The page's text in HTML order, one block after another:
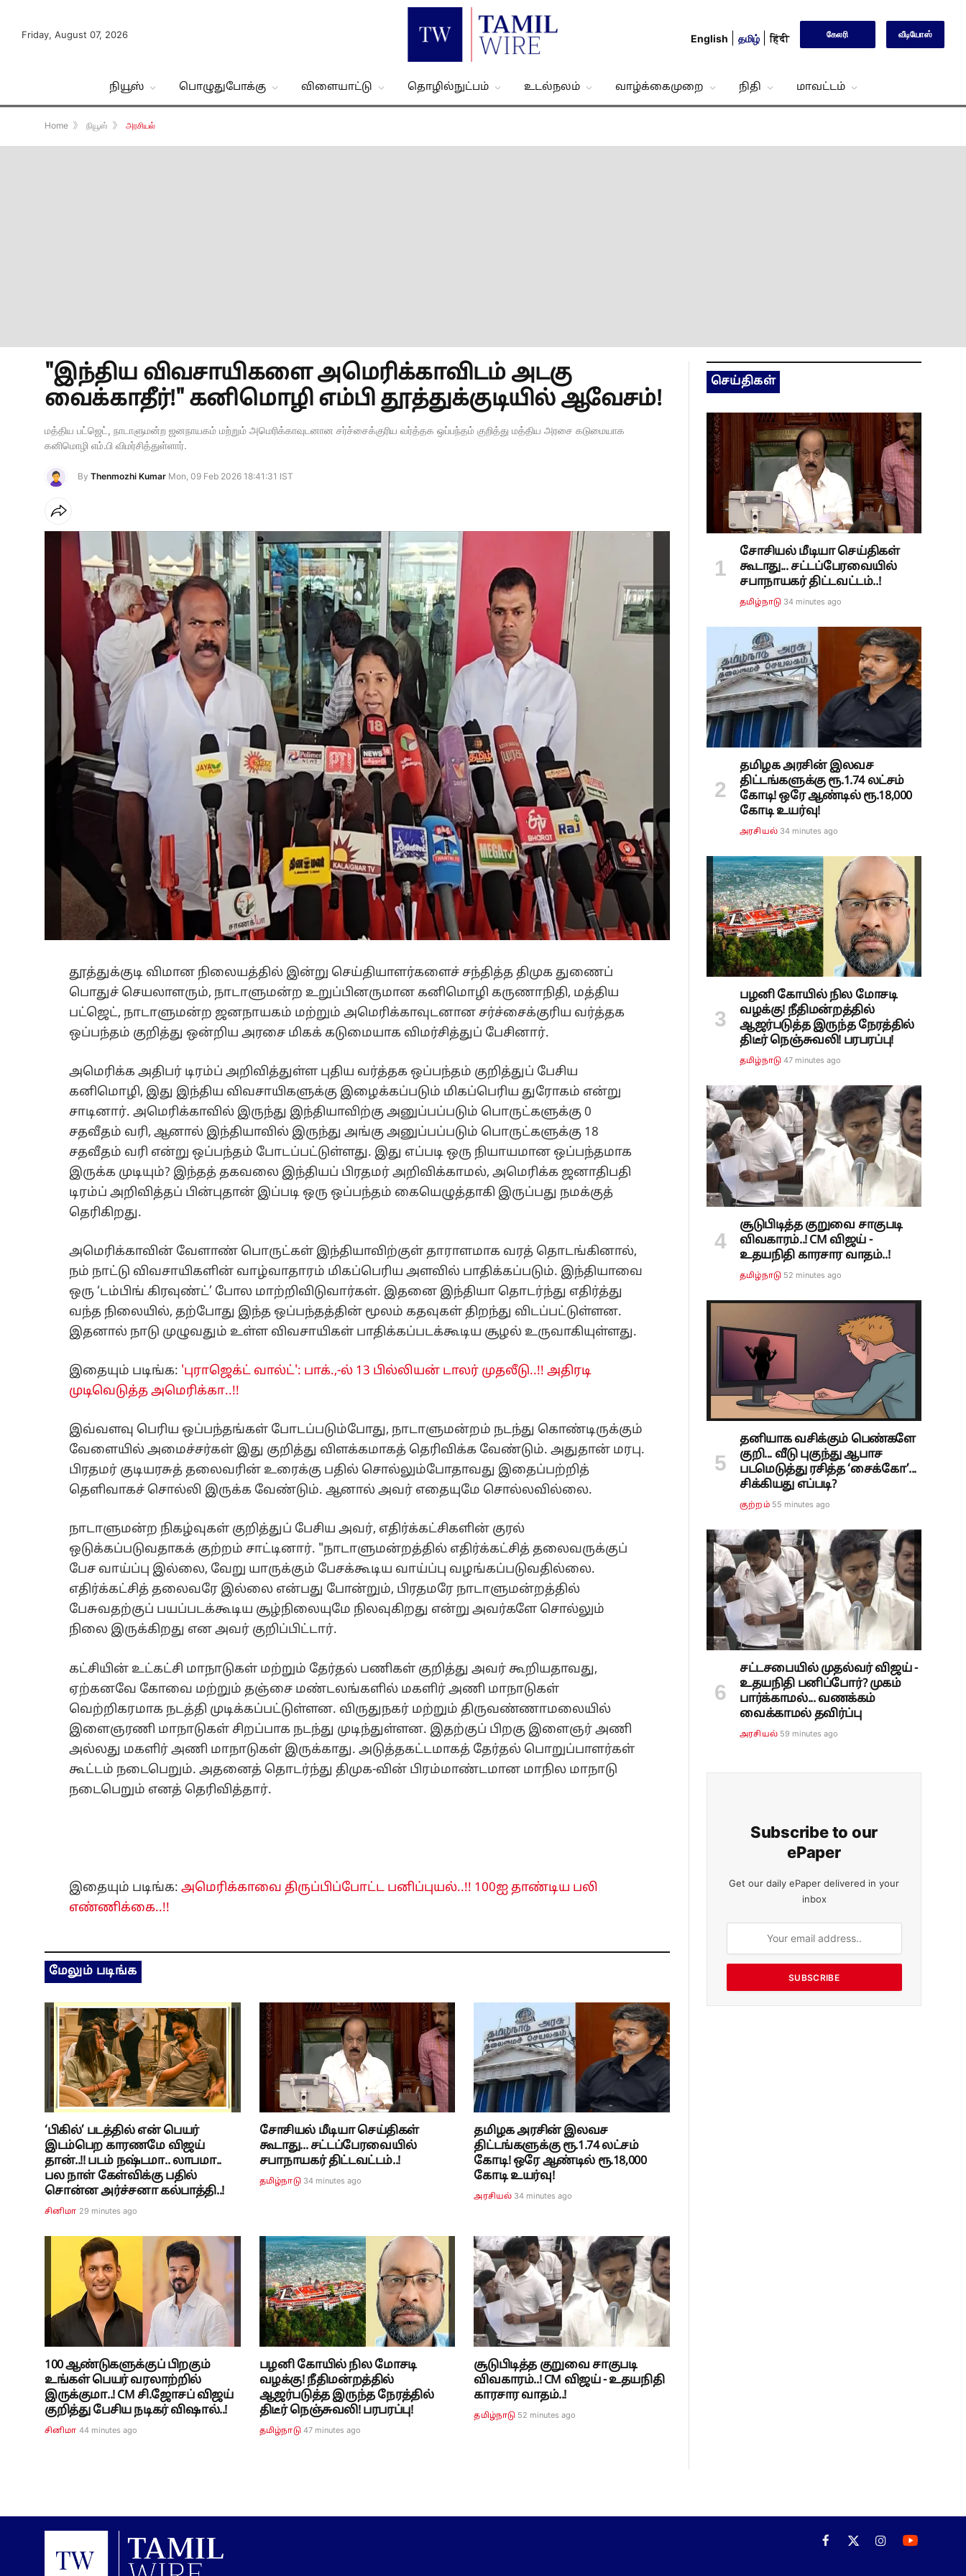
Friday, August 07, 2026 English தமிழ் हिंदी கேலரி வீடியோஸ்
நியூஸ் பொழுதுபோக்கு விளையாட்டு தொழில்நுட்பம் உடல்நலம் வாழ்க்கைமுறை நிதி மாவட்டம்
Home 》 நியூஸ் 》 அரசியல்
"இந்திய விவசாயிகளை அமெரிக்காவிடம் அடகு
வைக்காதீர்!" கனிமொழி எம்பி தூத்துக்குடியில் ஆவேசம்!
மத்திய பட்ஜெட், நாடாளுமன்ற ஜனநாயகம் மற்றும் அமெரிக்காவுடனான சர்ச்சைக்குரிய வர்த்தக ஒப்பந்தம் குறித்து மத்திய அரசை கடுமையாக
கனிமொழி எம்.பி விமர்சித்துள்ளார்.
By Thenmozhi Kumar Mon, 09 Feb 2026 18:41:31 IST
தூத்துக்குடி விமான நிலையத்தில் இன்று செய்தியாளர்களைச் சந்தித்த திமுக துணைப்
பொதுச் செயலாளரும், நாடாளுமன்ற உறுப்பினருமான கனிமொழி கருணாநிதி, மத்திய
பட்ஜெட், நாடாளுமன்ற ஜனநாயகம் மற்றும் அமெரிக்காவுடனான சர்ச்சைக்குரிய வர்த்தக
ஒப்பந்தம் குறித்து ஒன்றிய அரசை மிகக் கடுமையாக விமர்சித்துப் பேசினார்.
அமெரிக்க அதிபர் டிரம்ப் அறிவித்துள்ள புதிய வர்த்தக ஒப்பந்தம் குறித்துப் பேசிய
கனிமொழி, இது இந்திய விவசாயிகளுக்கு இழைக்கப்படும் மிகப்பெரிய துரோகம் என்று
சாடினார். அமெரிக்காவில் இருந்து இந்தியாவிற்கு அனுப்பப்படும் பொருட்களுக்கு 0
சதவீதம் வரி, ஆனால் இந்தியாவில் இருந்து அங்கு அனுப்பப்படும் பொருட்களுக்கு 18
சதவீதம் வரி என்று ஒப்பந்தம் போடப்பட்டுள்ளது. இது எப்படி ஒரு நியாயமான ஒப்பந்தமாக
இருக்க முடியும்? இந்தத் தகவலை இந்தியப் பிரதமர் அறிவிக்காமல், அமெரிக்க ஜனாதிபதி
டிரம்ப் அறிவித்தப் பின்புதான் இப்படி ஒரு ஒப்பந்தம் கையெழுத்தாகி இருப்பது நமக்குத்
தெரிகிறது.
அமெரிக்காவின் வேளாண் பொருட்கள் இந்தியாவிற்குள் தாராளமாக வரத் தொடங்கினால்,
நம் நாட்டு விவசாயிகளின் வாழ்வாதாரம் மிகப்பெரிய அளவில் பாதிக்கப்படும். இந்தியாவை
ஒரு ‘டம்பிங் கிரவுண்ட்’ போல மாற்றிவிடுவார்கள். இதனை இந்தியா தொடர்ந்து எதிர்த்து
வந்த நிலையில், தற்போது இந்த ஒப்பந்தத்தின் மூலம் கதவுகள் திறந்து விடப்பட்டுள்ளன.
இதனால் நாடு முழுவதும் உள்ள விவசாயிகள் பாதிக்கப்படக்கூடிய சூழல் உருவாகியுள்ளது.
இதையும் படிங்க: 'புராஜெக்ட் வால்ட்': பாக்.,-ல் 13 பில்லியன் டாலர் முதலீடு..!! அதிரடி
முடிவெடுத்த அமெரிக்கா..!!
இவ்வளவு பெரிய ஒப்பந்தங்கள் போடப்படும்போது, நாடாளுமன்றம் நடந்து கொண்டிருக்கும்
வேளையில் அமைச்சர்கள் இது குறித்து விளக்கமாகத் தெரிவிக்க வேண்டும். அதுதான் மரபு.
பிரதமர் குடியரசுத் தலைவரின் உரைக்கு பதில் சொல்லும்போதாவது இதைப்பற்றித்
தெளிவாகச் சொல்லி இருக்க வேண்டும். ஆனால் அவர் எதையுமே சொல்லவில்லை.
நாடாளுமன்ற நிகழ்வுகள் குறித்துப் பேசிய அவர், எதிர்க்கட்சிகளின் குரல்
ஒடுக்கப்படுவதாகக் குற்றம் சாட்டினார். "நாடாளுமன்றத்தில் எதிர்க்கட்சித் தலைவருக்குப்
பேச வாய்ப்பு இல்லை, வேறு யாருக்கும் பேசக்கூடிய வாய்ப்பு வழங்கப்படுவதில்லை.
எதிர்க்கட்சித் தலைவரே இல்லை என்பது போன்றும், பிரதமரே நாடாளுமன்றத்தில்
பேசுவதற்குப் பயப்படக்கூடிய சூழ்நிலையுமே நிலவுகிறது என்று அவர்களே சொல்லும்
நிலை இருக்கிறது என அவர் குறிப்பிட்டார்.
கட்சியின் உட்கட்சி மாநாடுகள் மற்றும் தேர்தல் பணிகள் குறித்து அவர் கூறியதாவது,
ஏற்கனவே கோவை மற்றும் தஞ்சை மண்டலங்களில் மகளிர் அணி மாநாடுகள்
வெற்றிகரமாக நடத்தி முடிக்கப்பட்டுள்ளன. விருதுநகர் மற்றும் திருவண்ணாமலையில்
இளைஞரணி மாநாடுகள் சிறப்பாக நடந்து முடிந்துள்ளன. இதற்குப் பிறகு இளைஞர் அணி
அல்லது மகளிர் அணி மாநாடுகள் இருக்காது. அடுத்தகட்டமாகத் தேர்தல் பொறுப்பாளர்கள்
கூட்டம் நடைபெறும். அதனைத் தொடர்ந்து திமுக-வின் பிரம்மாண்டமான மாநில மாநாடு
நடைபெறும் எனத் தெரிவித்தார்.
இதையும் படிங்க:அமெரிக்காவை திருப்பிப்போட்ட பனிப்புயல்..!! 100ஐ தாண்டிய பலி
எண்ணிக்கை..!!
மேலும் படிங்க
‘பிகில்’ படத்தில் என் பெயர்
இடம்பெற காரணமே விஜய்
தான்..!! படம் நஷ்டமா.. லாபமா..
பல நாள் கேள்விக்கு பதில்
சொன்ன அர்ச்சனா கல்பாத்தி..!
சினிமா 29 minutes ago
சோசியல் மீடியா செய்திகள்
கூடாது... சட்டப்பேரவையில்
சபாநாயகர் திட்டவட்டம்..!
தமிழ்நாடு 34 minutes ago
தமிழக அரசின் இலவச
திட்டங்களுக்கு ரூ.1.74 லட்சம்
கோடி! ஒரே ஆண்டில் ரூ.18,000
கோடி உயர்வு!
அரசியல் 34 minutes ago
100 ஆண்டுகளுக்குப் பிறகும்
உங்கள் பெயர் வரலாற்றில்
இருக்குமா..! CM சி.ஜோசப் விஜய்
குறித்து பேசிய நடிகர் விஷால்..!
சினிமா 44 minutes ago
பழனி கோயில் நில மோசடி
வழக்கு! நீதிமன்றத்தில்
ஆஜர்படுத்த இருந்த நேரத்தில்
திடீர் நெஞ்சுவலி! பரபரப்பு!
தமிழ்நாடு 47 minutes ago
சூடுபிடித்த குறுவை சாகுபடி
விவகாரம்..! CM விஜய் - உதயநிதி
காரசார வாதம்..!
தமிழ்நாடு 52 minutes ago
செய்திகள்
சோசியல் மீடியா செய்திகள்
கூடாது... சட்டப்பேரவையில்
சபாநாயகர் திட்டவட்டம்..!
தமிழ்நாடு 34 minutes ago
தமிழக அரசின் இலவச
திட்டங்களுக்கு ரூ.1.74 லட்சம்
கோடி! ஒரே ஆண்டில் ரூ.18,000
கோடி உயர்வு!
அரசியல் 34 minutes ago
பழனி கோயில் நில மோசடி
வழக்கு! நீதிமன்றத்தில்
ஆஜர்படுத்த இருந்த நேரத்தில்
திடீர் நெஞ்சுவலி! பரபரப்பு!
தமிழ்நாடு 47 minutes ago
சூடுபிடித்த குறுவை சாகுபடி
விவகாரம்..! CM விஜய் -
உதயநிதி காரசார வாதம்..!
தமிழ்நாடு 52 minutes ago
தனியாக வசிக்கும் பெண்களே
குறி... வீடு புகுந்து ஆபாச
படமெடுத்து ரசித்த ‘சைக்கோ’...
சிக்கியது எப்படி?
குற்றம் 55 minutes ago
சட்டசபையில் முதல்வர் விஜய் -
உதயநிதி பனிப்போர்? முகம்
பார்க்காமல்... வணக்கம்
வைக்காமல் தவிர்ப்பு
அரசியல் 59 minutes ago
Subscribe to our
ePaper
Get our daily ePaper delivered in your
inbox
SUBSCRIBE
Facebook
X
Instagram